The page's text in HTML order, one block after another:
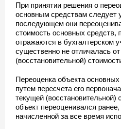
При принятии решения о
основным средствам следует
последующем они
стоимость основных средств,
отражаются в бухгалтерском
существенно не отличалась
(восстановительной)
Переоценка объекта
путем пересчета его
текущей (восстановительной)
объект переоценивался
начисленной за все время